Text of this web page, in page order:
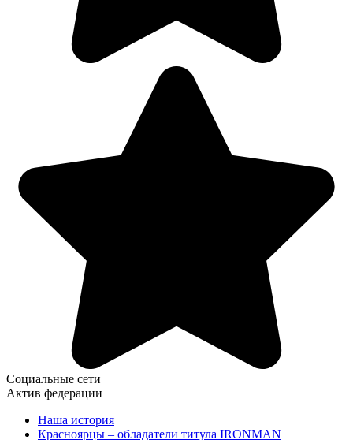
Социальные сети
Актив федерации
Наша история
Красноярцы – обладатели титула IRONMAN